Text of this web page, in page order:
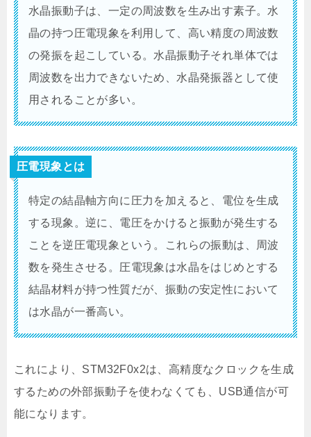
水晶振動子は、一定の周波数を生み出す素子。水
晶の持つ圧電現象を利用して、高い精度の周波数
の発振を起こしている。水晶振動子それ単体では
周波数を出力できないため、水晶発振器として使
用されることが多い。
圧電現象とは
特定の結晶軸方向に圧力を加えると、電位を生成
する現象。逆に、電圧をかけると振動が発生する
ことを逆圧電現象という。これらの振動は、周波
数を発生させる。圧電現象は水晶をはじめとする
結晶材料が持つ性質だが、振動の安定性において
は水晶が一番高い。
これにより、STM32F0x2は、高精度なクロックを生成
するための外部振動子を使わなくても、USB通信が可
能になります。